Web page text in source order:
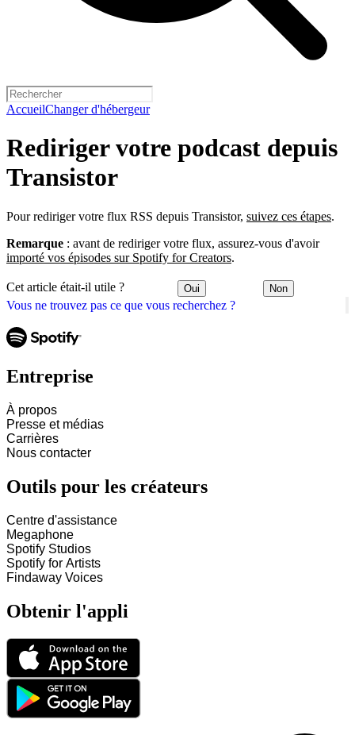
AccueilChanger d'hébergeur
Vous ne trouvez pas ce que vous recherchez ?
Rediriger votre podcast depuis
Transistor
Pour rediriger votre flux RSS depuis Transistor, suivez ces étapes.
Remarque : avant de rediriger votre flux, assurez-vous d'avoir
importé vos épisodes sur Spotify for Creators.
Cet article était-il utile ? Oui Non
Entreprise
À propos
Presse et médias
Carrières
Nous contacter
Outils pour les créateurs
Centre d'assistance
Megaphone
Spotify Studios
Spotify for Artists
Findaway Voices
Obtenir l'appli